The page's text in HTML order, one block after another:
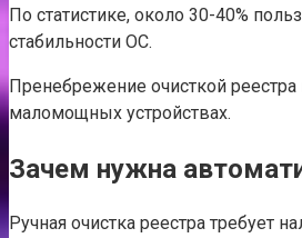
По статистике, около 30-40%
стабильности ОС.
Пренебрежение очисткой
маломощных устройствах.
Зачем нужна
Ручная очистка реестра требует